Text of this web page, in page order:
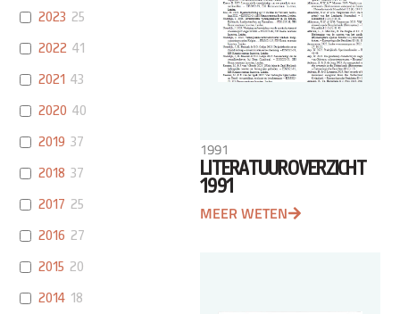
2023 25
2022 41
2021 43
2020 40
2019 37
2018 37
2017 25
2016 27
2015 20
2014 18
1991
LITERATUUROVERZICHT
1991
MEER WETEN